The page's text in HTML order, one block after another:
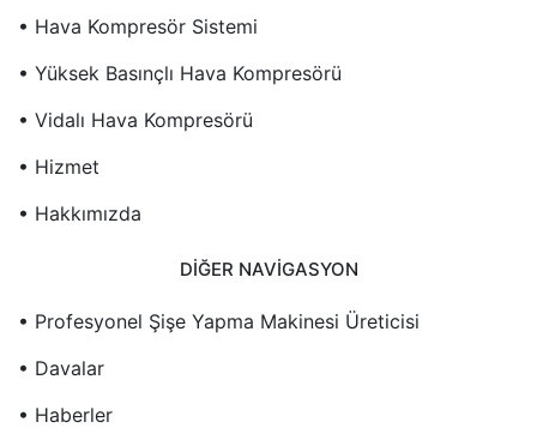
• Hava Kompresör Sistemi
• Yüksek Basınçlı Hava Kompresörü
• Vidalı Hava Kompresörü
• Hizmet
• Hakkımızda
DIĞER NAVIGASYON
• Profesyonel Şişe Yapma Makinesi Üreticisi
• Davalar
• Haberler